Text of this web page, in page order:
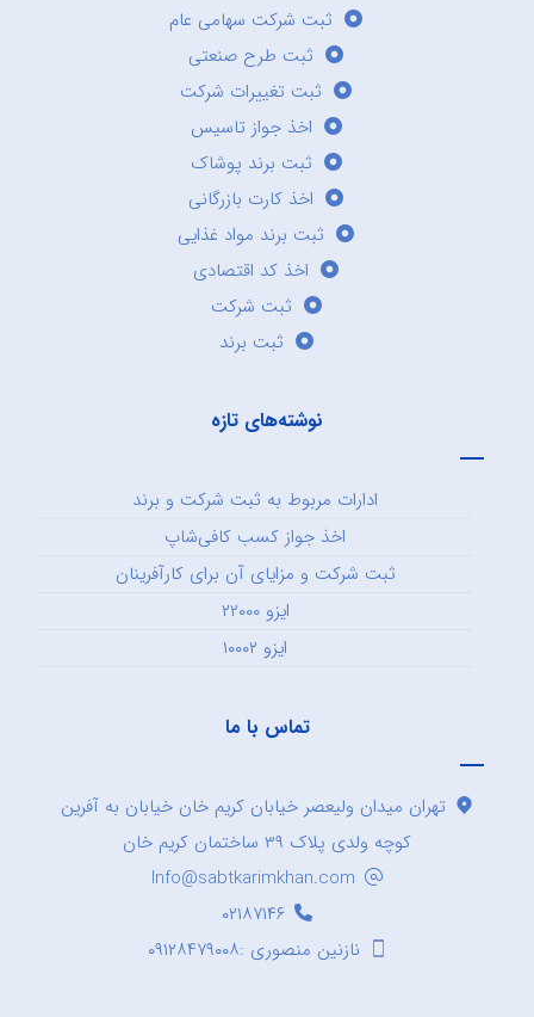
ثبت شرکت سهامی عام
ثبت طرح صنعتی
ثبت تغییرات شرکت
اخذ جواز تاسیس
ثبت برند پوشاک
اخذ کارت بازرگانی
ثبت برند مواد غذایی
اخذ کد اقتصادی
ثبت شرکت
ثبت برند
نوشته‌های تازه
ادارات مربوط به ثبت شرکت و برند
اخذ جواز کسب کافی‌شاپ
ثبت شرکت و مزایای آن برای کارآفرینان
ایزو ۲۲۰۰۰
ایزو ۱۰۰۰۲
تماس با ما
تهران میدان ولیعصر خیابان کریم خان خیابان به آفرین
کوچه ولدی پلاک ۳۹ ساختمان کریم خان
Info@sabtkarimkhan.com
۰۲۱۸۷۱۴۶
نازنین منصوری :۰۹۱۲۸۴۷۹۰۰۸